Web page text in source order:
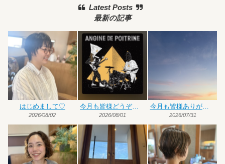
Latest Posts
最新の記事
はじめまして♡
2026/08/02
今月も皆様どうぞよろしくお願いいたします
2026/08/01
今月も皆様ありがとうございました
2026/07/31